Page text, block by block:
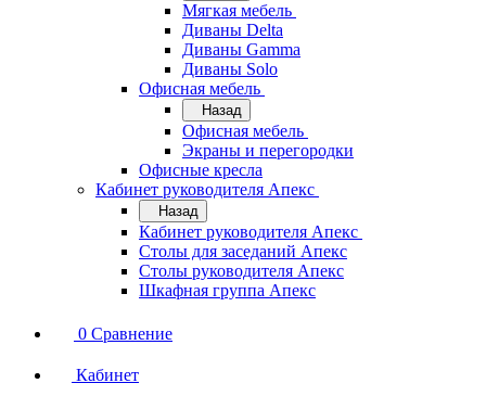
Мягкая мебель
Диваны Delta
Диваны Gamma
Диваны Solo
Офисная мебель
Назад
Офисная мебель
Экраны и перегородки
Офисные кресла
Кабинет руководителя Апекс
Назад
Кабинет руководителя Апекс
Столы для заседаний Апекс
Столы руководителя Апекс
Шкафная группа Апекс
0 Сравнение
Кабинет